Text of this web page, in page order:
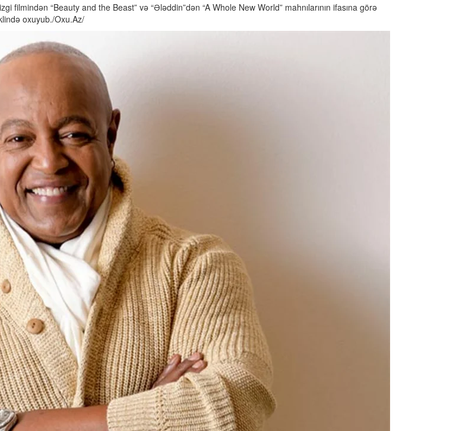
filmindən “Beauty and the Beast” və “Ələddin”dən “A Whole New World” mahnılarının ifasına görə
oxuyub./Oxu.Az/